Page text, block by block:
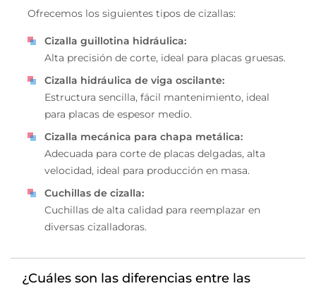
Ofrecemos los siguientes tipos de cizallas:
Cizalla guillotina hidráulica:
Alta precisión de corte, ideal para placas gruesas.
Cizalla hidráulica de viga oscilante:
Estructura sencilla, fácil mantenimiento, ideal
para placas de espesor medio.
Cizalla mecánica para chapa metálica:
Adecuada para corte de placas delgadas, alta
velocidad, ideal para producción en masa.
Cuchillas de cizalla:
Cuchillas de alta calidad para reemplazar en
diversas cizalladoras.
¿Cuáles son las diferencias entre las